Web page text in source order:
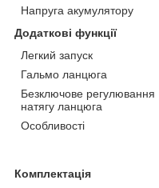
Напруга акумулятору
Додаткові функції
Легкий запуск
Гальмо ланцюга
Безключове регулювання
натягу ланцюга
Особливості
Комплектація